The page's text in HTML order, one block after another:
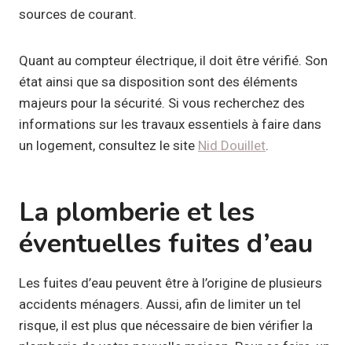
sources de courant.
Quant au compteur électrique, il doit être vérifié. Son
état ainsi que sa disposition sont des éléments
majeurs pour la sécurité. Si vous recherchez des
informations sur les travaux essentiels à faire dans
un logement, consultez le site Nid Douillet.
La plomberie et les
éventuelles fuites d’eau
Les fuites d’eau peuvent être à l’origine de plusieurs
accidents ménagers. Aussi, afin de limiter un tel
risque, il est plus que nécessaire de bien vérifier la